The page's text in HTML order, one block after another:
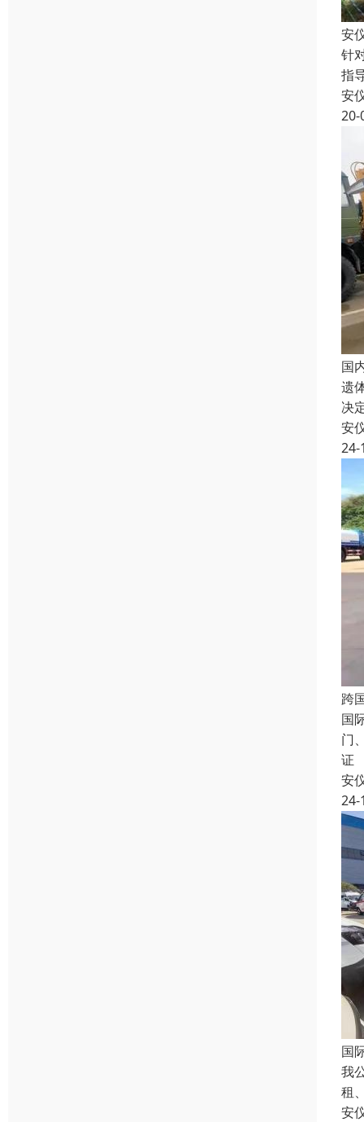
安
针
指
安
20-
国
遗
决
安
24-
跨
国
门
证
安
24-
国
我
租
安